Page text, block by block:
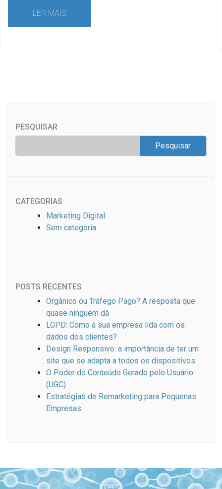
LER MAIS
PESQUISAR
CATEGORIAS
Marketing Digital
Sem categoria
POSTS RECENTES
Orgânico ou Tráfego Pago? A resposta que
quase ninguém dá
LGPD: Como a sua empresa lida com os
dados dos clientes?
Design Responsivo: a importância de ter um
site que se adapta a todos os dispositivos
O Poder do Conteúdo Gerado pelo Usuário
(UGC)
Estratégias de Remarketing para Pequenas
Empresas